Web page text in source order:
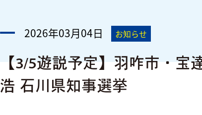
2026年03月04日 お知らせ
【3/5遊説予定】羽咋市・宝
浩 石川県知事選挙